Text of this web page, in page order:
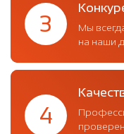
3
Мы
на наши
4